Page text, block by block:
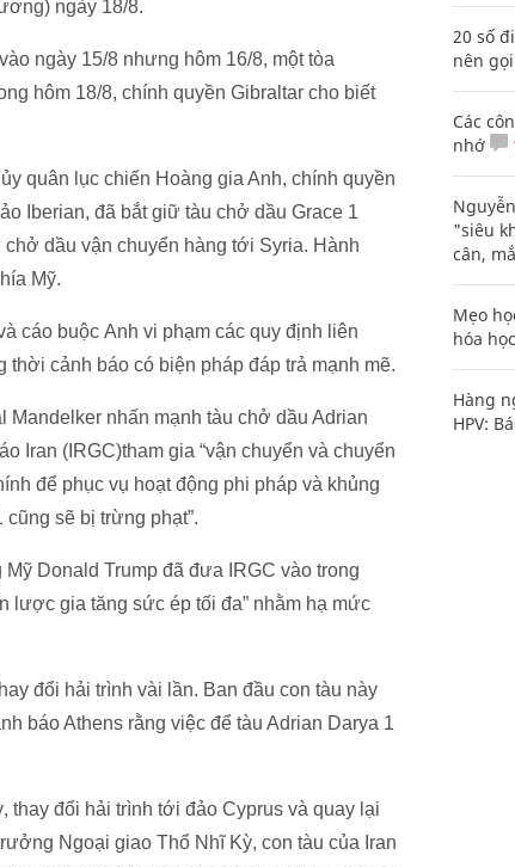
ngày 18/8.
ngày 15/8 nhưng hôm 16/8, một tòa
hôm 18/8, chính quyền Gibraltar cho biết
quân lục chiến Hoàng gia Anh, chính quyền
Iberian, đã bắt giữ tàu chở dầu Grace 1
dầu vận chuyển hàng tới Syria. Hành
Mỹ.
cáo buộc Anh vi phạm các quy định liên
cảnh báo có biện pháp đáp trả mạnh mẽ.
nhấn mạnh tàu chở dầu Adrian
Iran (IRGC)tham gia “vận chuyển và chuyển
để phục vụ hoạt động phi pháp và khủng
sẽ bị trừng phạt”.
Donald Trump đã đưa IRGC vào trong
lược gia tăng sức ép tối đa” nhằm hạ mức
đổi hải trình vài lần. Ban đầu con tàu này
báo Athens rằng việc để tàu Adrian Darya 1
thay đổi hải trình tới đảo Cyprus và quay lại
Ngoại giao Thổ Nhĩ Kỳ, con tàu của Iran
20 số
nên gọi
Các
nhớ
"siêu
cân,
Mẹo
hóa
Hàng
HPV: